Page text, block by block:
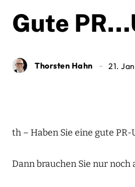
Gute
Thorsten Hahn 21.
th – Haben Sie eine gute
Dann brauchen Sie nur noch